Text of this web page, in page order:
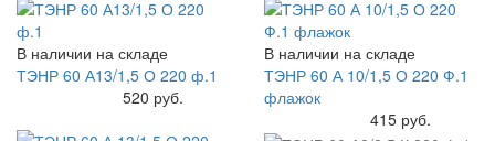
В наличии на складе
ТЭНР 60 А13/1,5 О 220 ф.1
520 руб.
В наличии на складе
ТЭНР 60 А 10/1,5 О 220 Ф.1
флажок
415 руб.